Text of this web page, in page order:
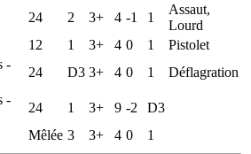
24 2 3+ 4 -1 1
Assaut,
Lourd
12 1 3+ 4 0 1
Pistolet
-
24 D3 3+ 4 0 1
Déflagration
-
24 1 3+ 9 -2
D3
Mêlée 3 3+ 4 0 1